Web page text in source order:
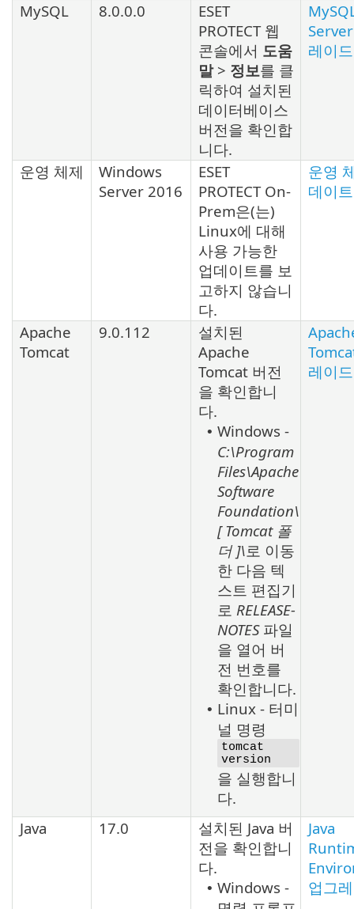
MySQL 8.0.0.0
ESET
PROTECT 웹
콘솔에서 도움
말> 정보를 클
릭하여 설치된
데이터베이스
버전을 확인합
니다.
레이드
운영 체제
Windows
Server 2016
ESET
PROTECT On-
Prem은(는)
Linux에 대해
사용 가능한
업데이트를 보
고하지 않습니
다.
운영
데이트
Apache
Tomcat
9.0.112
설치된
Apache
Tomcat 버전
을 확인합니
다.
• Windows -
C:\Program
Files\Apache
Software
Foundation\
[ Tomcat폴
더 ]\로 이동
한 다음 텍
스트 편집기
로 RELEASE-
NOTES파일
을 열어 버
전 번호를
확인합니다.
• Linux - 터미
널 명령
tomcat
version
을 실행합니
다.
레이드
Java 17.0 설치된 Java 버
전을 확인합니
다.
• Windows -
Java
업그